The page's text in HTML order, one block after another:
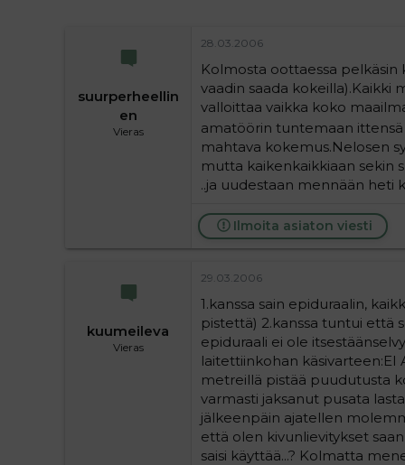
suurperheellin
en
Vieras
28.03.2006
Kolmosta oottaessa pelkäsin
vaadin saada kokeilla).Kaikki
valloittaa vaikka koko
amatöörin tuntemaan ittensä
mahtava kokemus.Nelosen
mutta kaikenkaikkiaan sekin
..ja uudestaan mennään heti
Ilmoita asiaton viesti
kuumeileva
Vieras
29.03.2006
1.kanssa sain epiduraalin,
pistettä) 2.kanssa tuntui että
epiduraali ei ole
laitettiinkohan
metreillä pistää puudutusta
varmasti jaksanut pusata
jälkeenpäin ajatellen
että olen kivunlievitykset
saisi käyttää...? Kolmatta